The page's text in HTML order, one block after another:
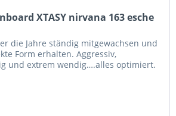
XTASY nirvana 163 esche
die Jahre ständig mitgewachsen und
Form erhalten. Aggressiv,
und extrem wendig….alles optimiert.